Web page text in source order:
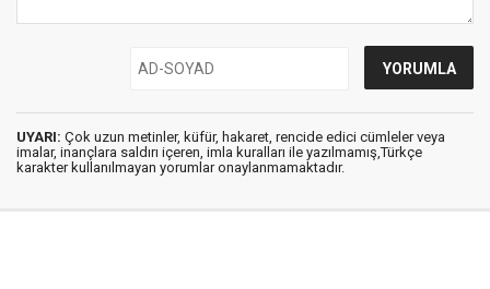
UYARI: Çok uzun metinler, küfür, hakaret, rencide edici cümleler veya
imalar, inançlara saldırı içeren, imla kuralları ile yazılmamış,Türkçe
karakter kullanılmayan yorumlar onaylanmamaktadır.